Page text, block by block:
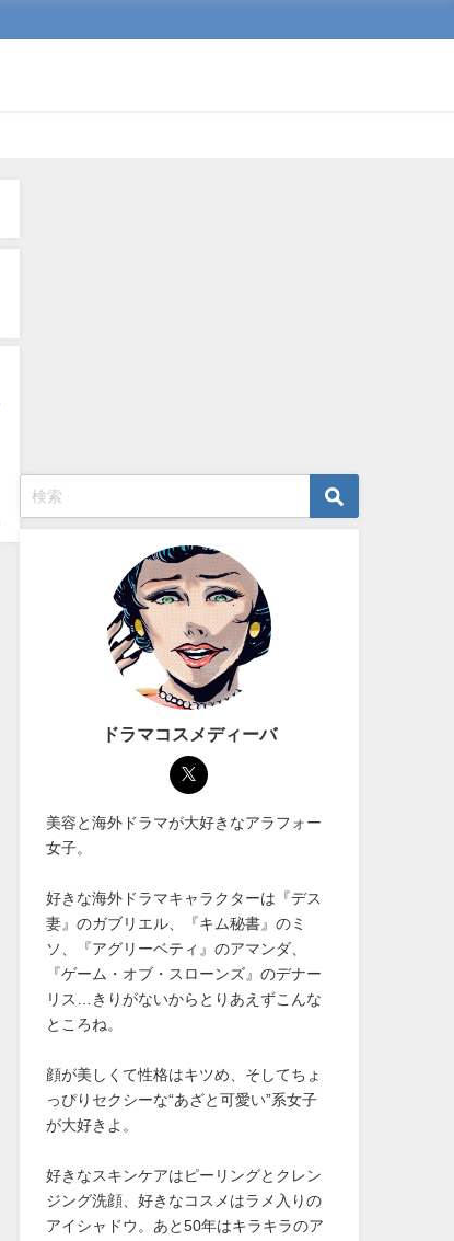
ドラマコスメディーバ
美容と海外ドラマが大好きなアラフォー
女子。
好きな海外ドラマキャラクターは『デス
妻』のガブリエル、『キム秘書』のミ
ソ、『アグリーベティ』のアマンダ、
『ゲーム・オブ・スローンズ』のデナー
リス…きりがないからとりあえずこんな
ところね。
顔が美しくて性格はキツめ、そしてちょ
っぴりセクシーな“あざと可愛い”系女子
が大好きよ。
好きなスキンケアはピーリングとクレン
ジング洗顔、好きなコスメはラメ入りの
アイシャドウ。あと50年はキラキラのア